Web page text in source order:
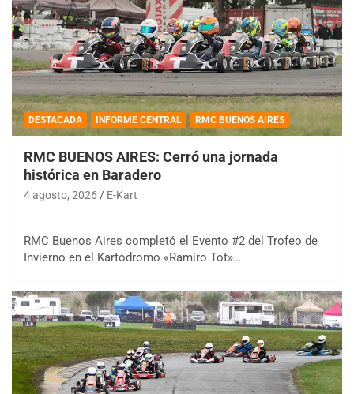
DESTACADA INFORME CENTRAL RMC BUENOS AIRES
RMC BUENOS AIRES: Cerró una jornada
histórica en Baradero
4 agosto, 2026 E-Kart
RMC Buenos Aires completó el Evento #2 del Trofeo de
Invierno en el Kartódromo «Ramiro Tot»…